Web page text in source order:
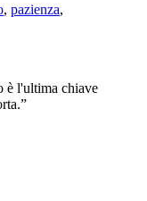
, pazienza,
è l'ultima chiave